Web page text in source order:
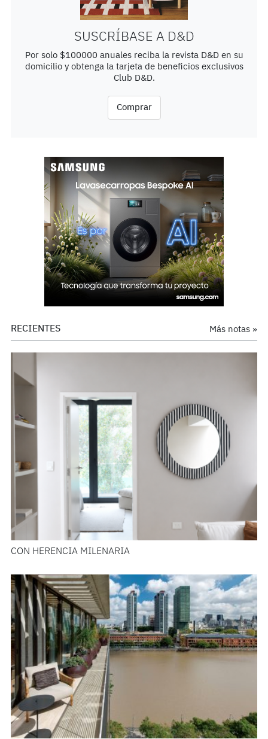
SUSCRÍBASE A D&D
Por solo $100000 anuales reciba la revista D&D en su
domicilio y obtenga la tarjeta de beneficios exclusivos
Club D&D.
Comprar
Más notas »
RECIENTES
CON HERENCIA MILENARIA